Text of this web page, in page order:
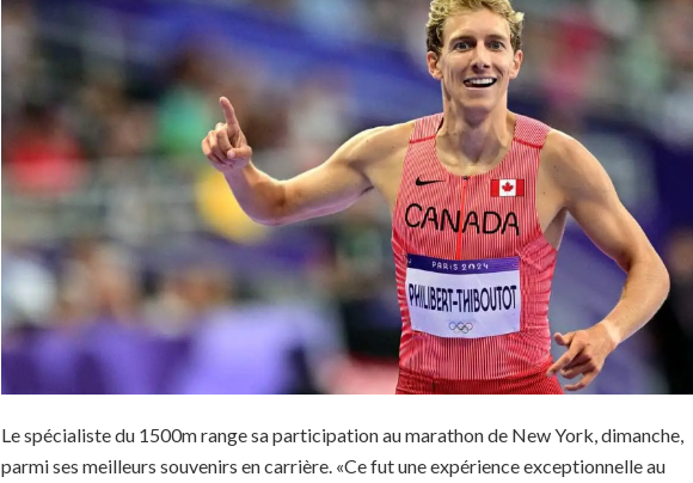
Le spécialiste du 1500m range sa participation au marathon de New York, dimanche,
parmi ses meilleurs souvenirs en carrière. «Ce fut une expérience exceptionnelle au